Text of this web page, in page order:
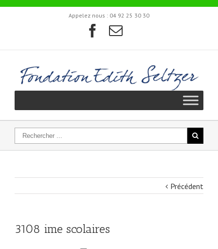
Appelez nous : 04 92 25 30 30
Précédent
3108 ime scolaires